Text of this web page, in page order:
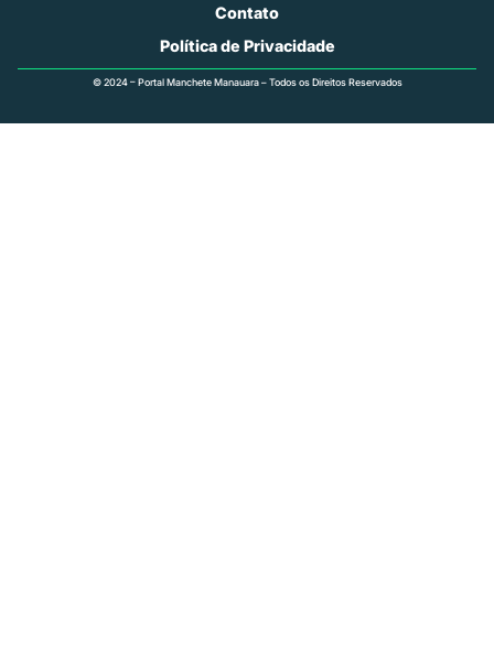
Contato
Política de Privacidade
© 2024 – Portal Manchete Manauara – Todos os Direitos Reservados